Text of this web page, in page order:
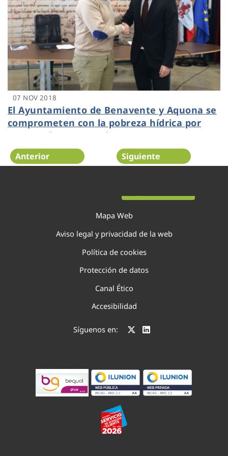
07 NOV 2018
El Ayuntamiento de Benavente y Aquona se
comprometen con la pobreza hídrica por
cuarto año consecutivo
Anterior Siguiente
Mapa Web
Aviso legal y privacidad de la web
Política de cookies
Protección de datos
Canal Ético
Accesibilidad
Síguenos en: